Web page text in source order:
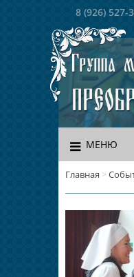
8 (926) 527-
МЕНЮ
Главная >